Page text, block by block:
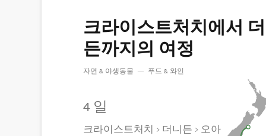
크라이스트처치에서
든까지의 여정
자연 & 야생동물 — 푸드 & 와인
4 일
크라이스트처치 > 더니든 > 오아